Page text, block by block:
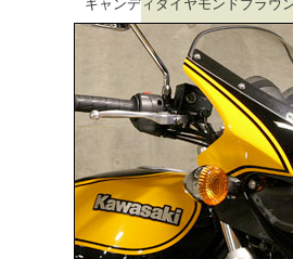
キャンディダイヤモンドブラウ